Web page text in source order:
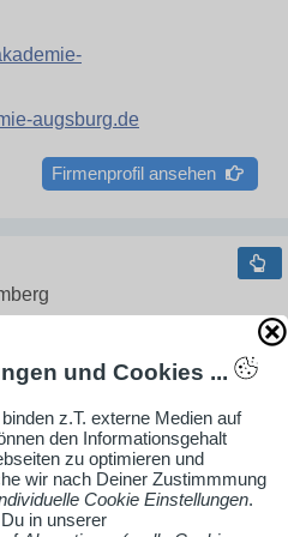
augsburg.de
Firmenprofil ansehen
und Cookies ...
z.T. externe Medien auf
den Informationsgehalt
zu optimieren und
wir nach Deiner Zustimmmung
Cookie Einstellungen.
in unserer